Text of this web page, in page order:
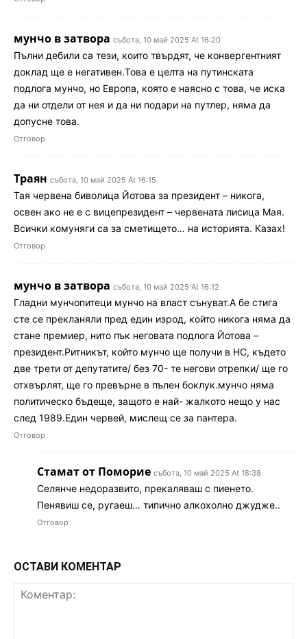
мунчо в затвора събота, 10 май 2025 At 16:20
Пълни дебили са тези, които твърдят, че конвергентният
доклад ще е негативен.Това е целта на путинската
подлога мунчо, но Европа, която е наясно с това, че иска
да ни отдели от нея и да ни подари на путлер, няма да
допусне това.
Отговор
Траян събота, 10 май 2025 At 16:15
Тая червена биволица Йотова за президент – никога,
освен ако не е с вицепрезидент – червената лисица Мая.
Всички комуняги са за сметището… на историята. Казах!
Отговор
мунчо в затвора събота, 10 май 2025 At 16:12
Гладни мунчопитеци мунчо на власт сънуват.А бе стига
сте се прекланяли пред един изрод, който никога няма да
стане премиер, нито пък неговата подлога Йотова –
президент.Ритникът, който мунчо ще получи в НС, където
две трети от депутатите/ без 70- те негови отрепки/ ще го
отхвърлят, ще го превърне в пълен боклук.мунчо няма
политическо бъдеще, защото е най- жалкото нещо у нас
след 1989.Един червей, мислещ се за пантера.
Отговор
Стамат от Поморие събота, 10 май 2025 At 18:38
Селянче недоразвито, прекаляваш с пиенето.
Пенявиш се, ругаеш… типично алкохолно джудже..
Отговор
ОСТАВИ КОМЕНТАР